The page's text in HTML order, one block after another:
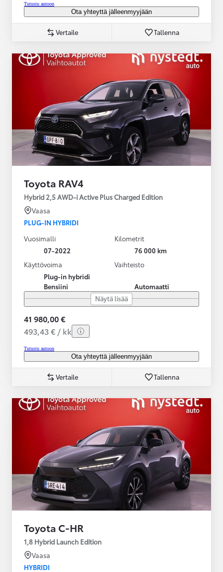
Tutustu autoon
Ota yhteyttä jälleenmyyjään
Vertaile Tallenna
Toyota RAV4
Hybrid 2,5 AWD-i Active Plus Charged Edition
Vaasa
PLUG-IN HYBRIDI
Vuosimalli
07-2022
Kilometrit
76 000 km
Käyttövoima
Plug-in hybridi
Bensiini
Vaihteisto
Automaatti
Näytä lisää
41 980,00 €
493,43 € / kk
Tutustu autoon
Ota yhteyttä jälleenmyyjään
Vertaile Tallenna
Toyota C-HR
1,8 Hybrid Launch Edition
Vaasa
HYBRIDI